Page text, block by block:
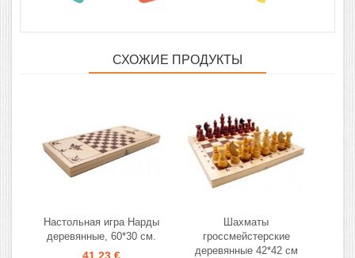
СХОЖИЕ ПРОДУКТЫ
Настольная игра Нарды
деревянные, 60*30 см.
41,23 €
Шахматы
гроссмейстерские
деревянные 42*42 см